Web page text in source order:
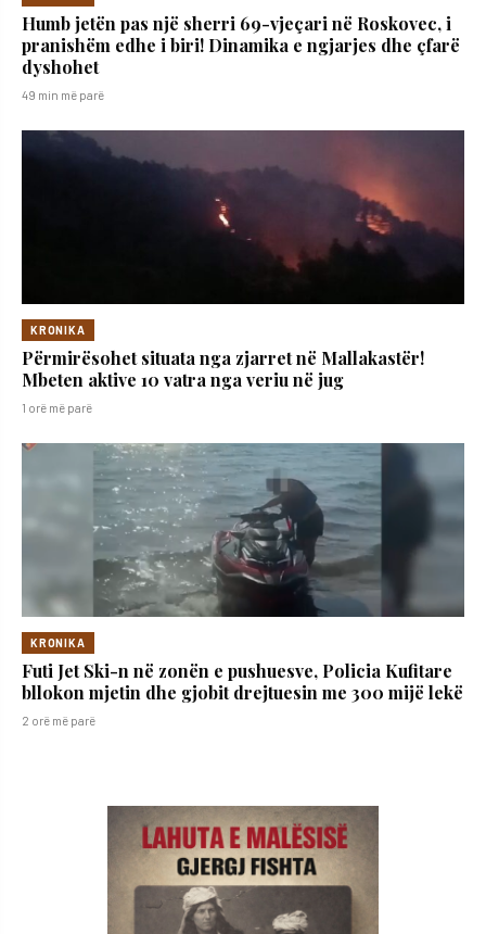
Humb jetën pas një sherri 69-vjeçari në Roskovec, i
pranishëm edhe i biri! Dinamika e ngjarjes dhe çfarë
dyshohet
49 min më parë
KRONIKA
Përmirësohet situata nga zjarret në Mallakastër!
Mbeten aktive 10 vatra nga veriu në jug
1 orë më parë
KRONIKA
Futi Jet Ski-n në zonën e pushuesve, Policia Kufitare
bllokon mjetin dhe gjobit drejtuesin me 300 mijë lekë
2 orë më parë